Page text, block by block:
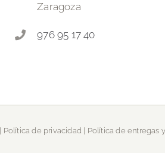
Zaragoza
976 95 17 40
Política de privacidad Política de entregas